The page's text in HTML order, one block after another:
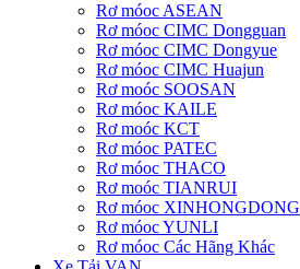
Rơ móoc ASEAN
Rơ móoc CIMC Dongguan
Rơ móoc CIMC Dongyue
Rơ móoc CIMC Huajun
Rơ moóc SOOSAN
Rơ móoc KAILE
Rơ moóc KCT
Rơ móoc PATEC
Rơ móoc THACO
Rơ moóc TIANRUI
Rơ móoc XINHONGDONG
Rơ móoc YUNLI
Rơ móoc Các Hãng Khác